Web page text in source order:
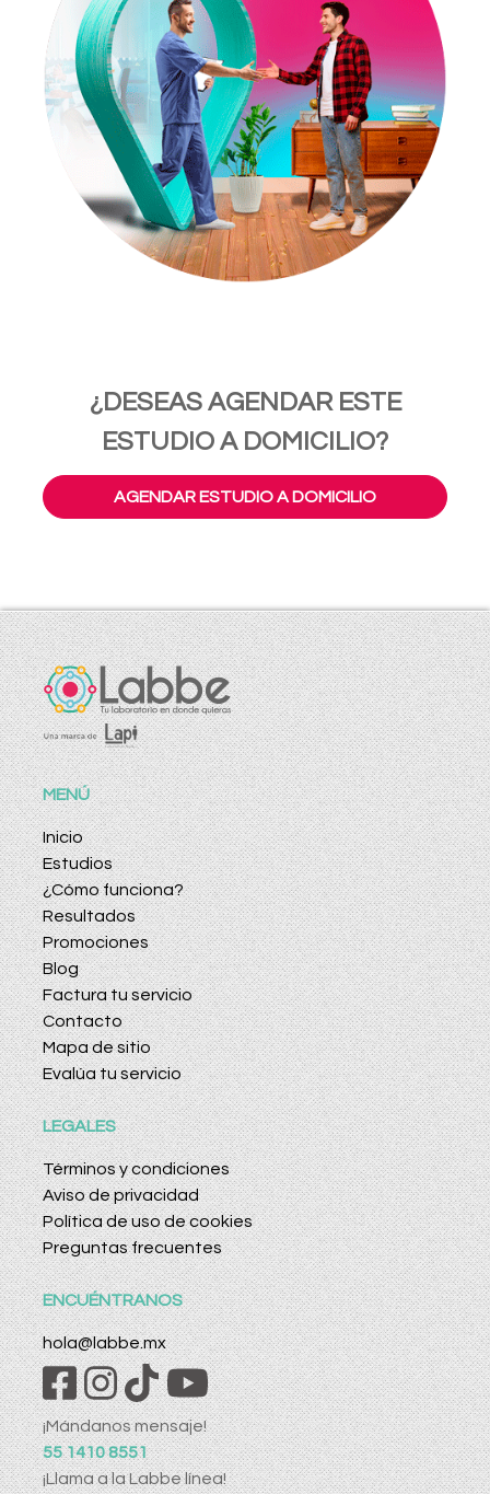
¿DESEAS AGENDAR ESTE
ESTUDIO A DOMICILIO?
AGENDAR ESTUDIO A DOMICILIO
MENÚ
Inicio
Estudios
¿Cómo funciona?
Resultados
Promociones
Blog
Factura tu servicio
Contacto
Mapa de sitio
Evalúa tu servicio
LEGALES
Términos y condiciones
Aviso de privacidad
Política de uso de cookies
Preguntas frecuentes
ENCUÉNTRANOS
hola@labbe.mx
¡Mándanos mensaje!
55 1410 8551
¡Llama a la Labbe línea!